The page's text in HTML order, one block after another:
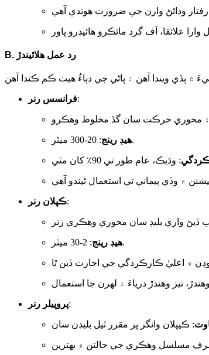
B. رد عمل هلائيندڙ
فرانسس رنر:
هيڊ رينج: 20-300 ميٽر.
ڪپلان رنر:
هيڊ رينج: 2-30 ميٽر.
پروپيلر رنر: